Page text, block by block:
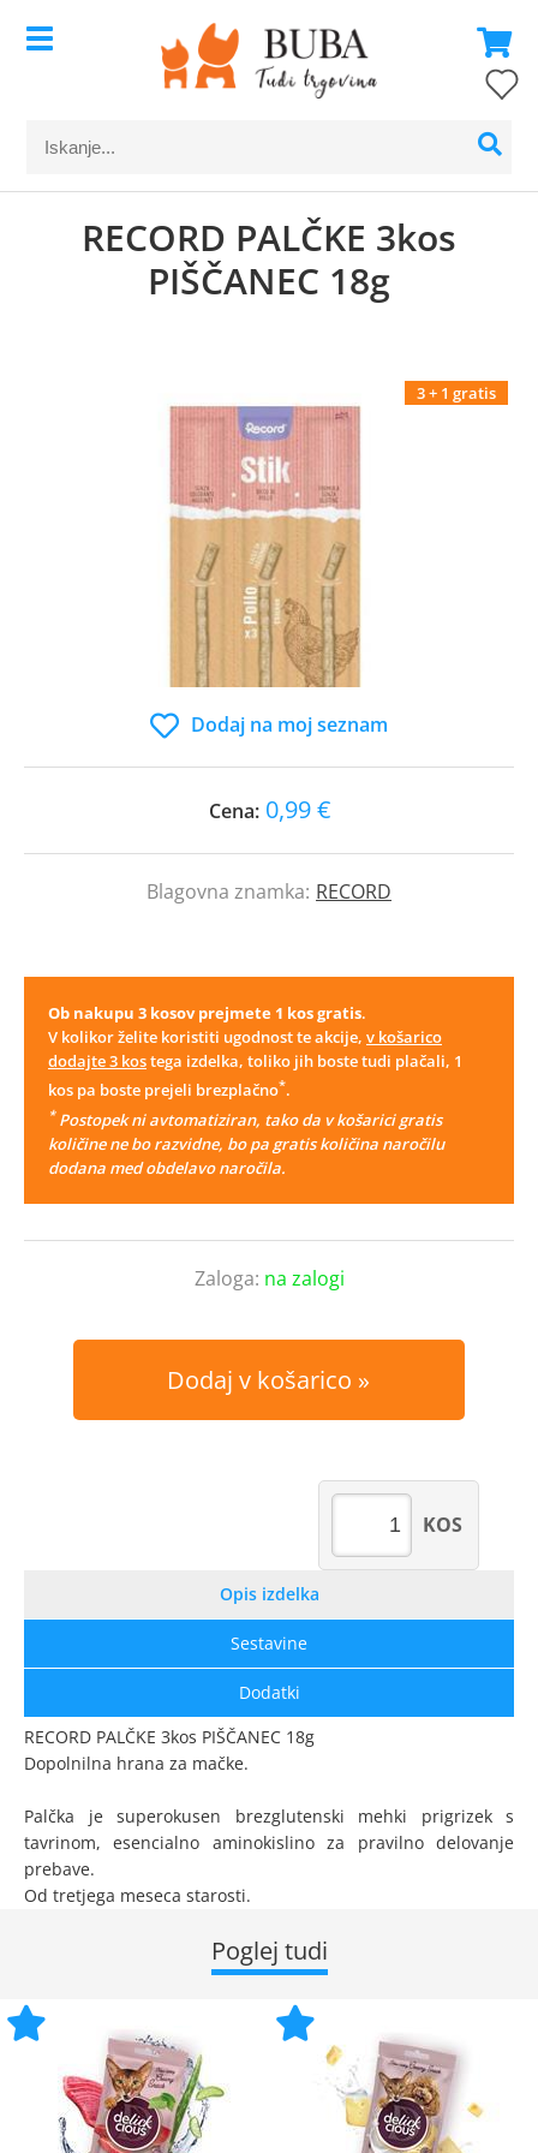
RECORD PALČKE 3kos
PIŠČANEC 18g
3 + 1 gratis
Dodaj na moj seznam
Cena: 0,99 €
Blagovna znamka: RECORD
Ob nakupu 3 kosov prejmete 1 kos gratis.
V kolikor želite koristiti ugodnost te akcije, v košarico
dodajte 3 kostega izdelka, toliko jih boste tudi plačali, 1
kos pa boste prejeli brezplačno*.
*Postopek ni avtomatiziran, tako da v košarici gratis
količine ne bo razvidne, bo pa gratis količina naročilu
dodana med obdelavo naročila.
Zaloga: na zalogi
Dodaj v košarico
KOS
Opis izdelka
Sestavine
Dodatki
RECORD PALČKE 3kos PIŠČANEC 18g
Dopolnilna hrana za mačke.
Palčka je superokusen brezglutenski mehki prigrizek s
tavrinom, esencialno aminokislino za pravilno delovanje
prebave.
Od tretjega meseca starosti.
Poglej tudi